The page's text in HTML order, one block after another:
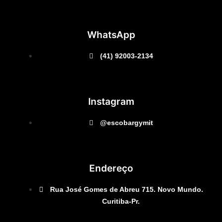
WhatsApp
(41) 92003-2134
Instagram
@escobargymit
Endereço
Rua José Gomes de Abreu 715. Novo Mundo.
Curitiba-Pr.